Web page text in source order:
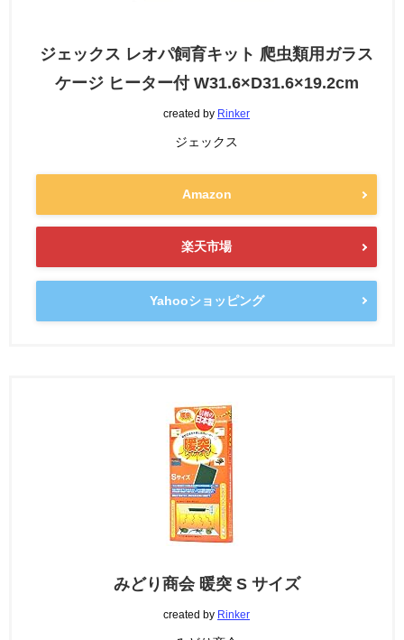
ジェックス レオパ飼育キット 爬虫類用ガラス
ケージ ヒーター付 W31.6×D31.6×19.2cm
created by Rinker
ジェックス
Amazon
楽天市場
Yahooショッピング
みどり商会 暖突 S サイズ
created by Rinker